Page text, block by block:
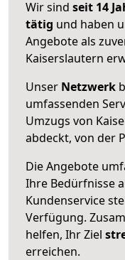
Wir sind seit 14
tätig und haben
Angebote als
Kaiserslautern
Unser Netzwerk
umfassenden
Umzugs von
abdeckt, von der
Die Angebote
Ihre Bedürfnisse
Kundenservice
Verfügung.
helfen, Ihr Ziel
erreichen.